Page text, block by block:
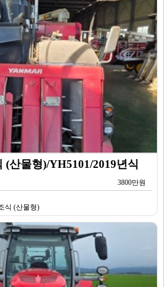
(산물형)/YH5101/2019년식
3800만원
식 (산물형)